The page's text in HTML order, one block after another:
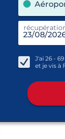
J'ai 26 - 69
et je vis à